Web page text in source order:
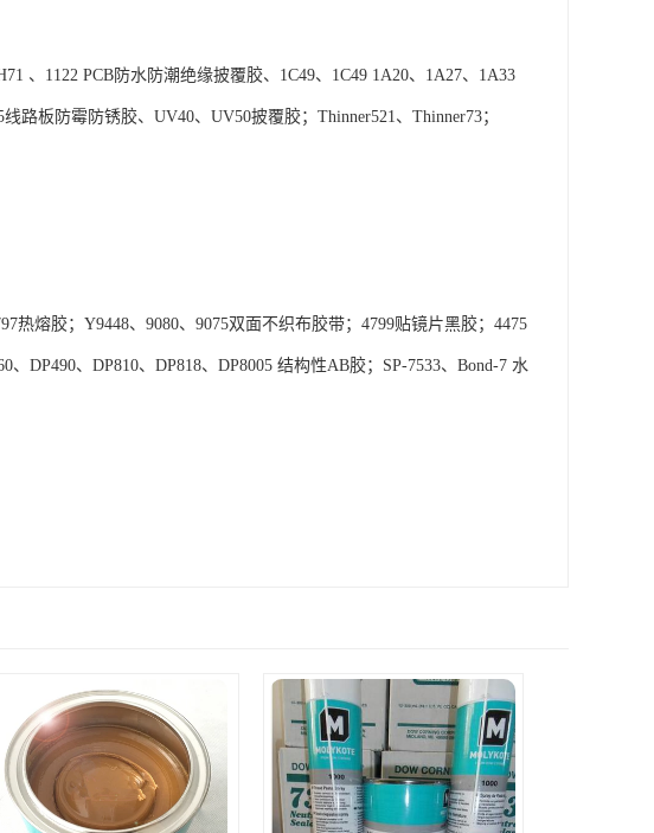
、1122 PCB防水防潮绝缘披覆胶、1C49、1C49 1A20、1A27、1A33
路板防霉防锈胶、UV40、UV50披覆胶；Thinner521、Thinner73；
热熔胶；Y9448、9080、9075双面不织布胶带；4799贴镜片黑胶；4475
DP490、DP810、DP818、DP8005 结构性AB胶；SP-7533、Bond-7 水